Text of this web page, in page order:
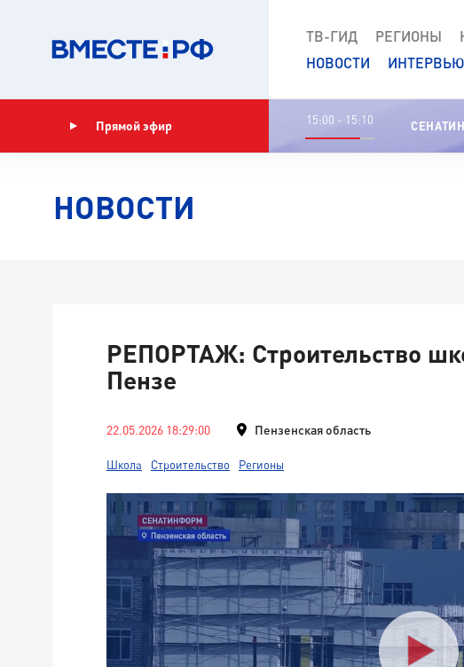
ТВ-ГИД РЕГИОНЫ
НОВОСТИ
ИНТЕРВЬЮ
Прямой эфир 15:00 - 15:10
НОВОСТИ
РЕПОРТАЖ: Строительство
Пензе
22.05.2026 18:29:00 Пензенская область
Школа Строительство Регионы